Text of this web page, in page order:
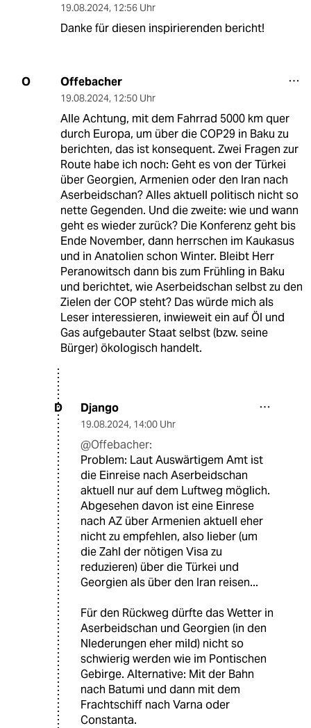
19.08.2024, 12:56 Uhr
Danke für diesen inspirierenden bericht!
O Offebacher
19.08.2024, 12:50 Uhr
Alle Achtung, mit dem Fahrrad 5000 km quer
durch Europa, um über die COP29 in Baku zu
berichten, das ist konsequent. Zwei Fragen zur
Route habe ich noch: Geht es von der Türkei
über Georgien, Armenien oder den Iran nach
Aserbeidschan? Alles aktuell politisch nicht so
nette Gegenden. Und die zweite: wie und wann
geht es wieder zurück? Die Konferenz geht bis
Ende November, dann herrschen im Kaukasus
und in Anatolien schon Winter. Bleibt Herr
Peranowitsch dann bis zum Frühling in Baku
und berichtet, wie Aserbeidschan selbst zu den
Zielen der COP steht? Das würde mich als
Leser interessieren, inwieweit ein auf Öl und
Gas aufgebauter Staat selbst (bzw. seine
Bürger) ökologisch handelt.
D Django
19.08.2024, 14:00 Uhr
@Offebacher:
Problem: Laut Auswärtigem Amt ist
die Einreise nach Aserbeidschan
aktuell nur auf dem Luftweg möglich.
Abgesehen davon ist eine Einrese
nach AZ über Armenien aktuell eher
nicht zu empfehlen, also lieber (um
die Zahl der nötigen Visa zu
reduzieren) über die Türkei und
Georgien als über den Iran reisen...
Für den Rückweg dürfte das Wetter in
Aserbeidschan und Georgien (in den
NIederungen eher mild) nicht so
schwierig werden wie im Pontischen
Gebirge. Alternative: Mit der Bahn
nach Batumi und dann mit dem
Frachtschiff nach Varna oder
Constanta.